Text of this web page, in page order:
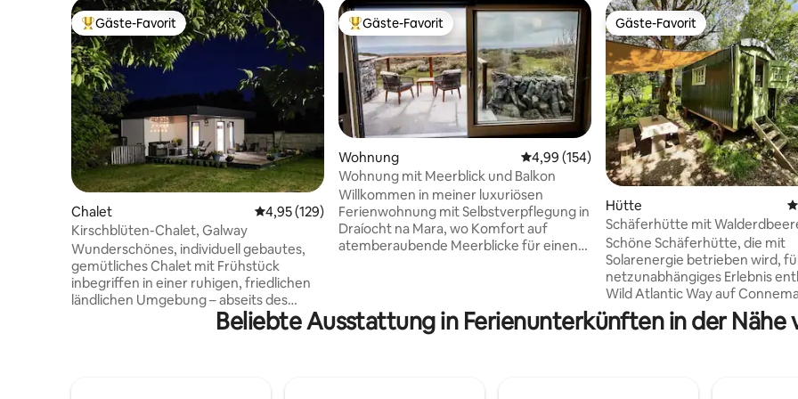
Beliebter Gäste-Favorit.
Gäste-Favorit
Chalet Durchschnittliche Bewertung: 4,95 von 5, 129 Bewertungen
4,95 (129)
Kirschblüten-Chalet, Galway
Wunderschönes, individuell gebautes,
gemütliches Chalet mit Frühstück
inbegriffen in einer ruhigen, friedlichen
ländlichen Umgebung – abseits des
Stadttrubels – 5 Minuten von
Corrandulla, dem Dorf Claregalway und
Beliebter Gäste-Favorit.
Gäste-Favorit
Wohnung Durchschnittliche Bewertung: 4,99 von 5,
4,99 (154)
Wohnung mit Meerblick und Balkon
Willkommen in meiner luxuriösen
Ferienwohnung mit Selbstverpflegung in
Draíocht na Mara, wo Komfort auf
atemberaubende Meerblicke für einen
geräumigen Hafen, der auf alle deine
Bedürfnisse zugeschnitten ist. Versinke
Gäste-Favorit
Gäste-Favorit
Hütte
Schäferhütte mit
Whirlpool
Schöne Schäferhütte, die mit
Solarenergie betrieben wird,
netzunabhängiges Erlebnis
Wild Atlantic Way auf
Farmland, 20 Minuten von
und 10 Minuten von
Beliebte Ausstattung in Ferienunterkünften in der Nähe